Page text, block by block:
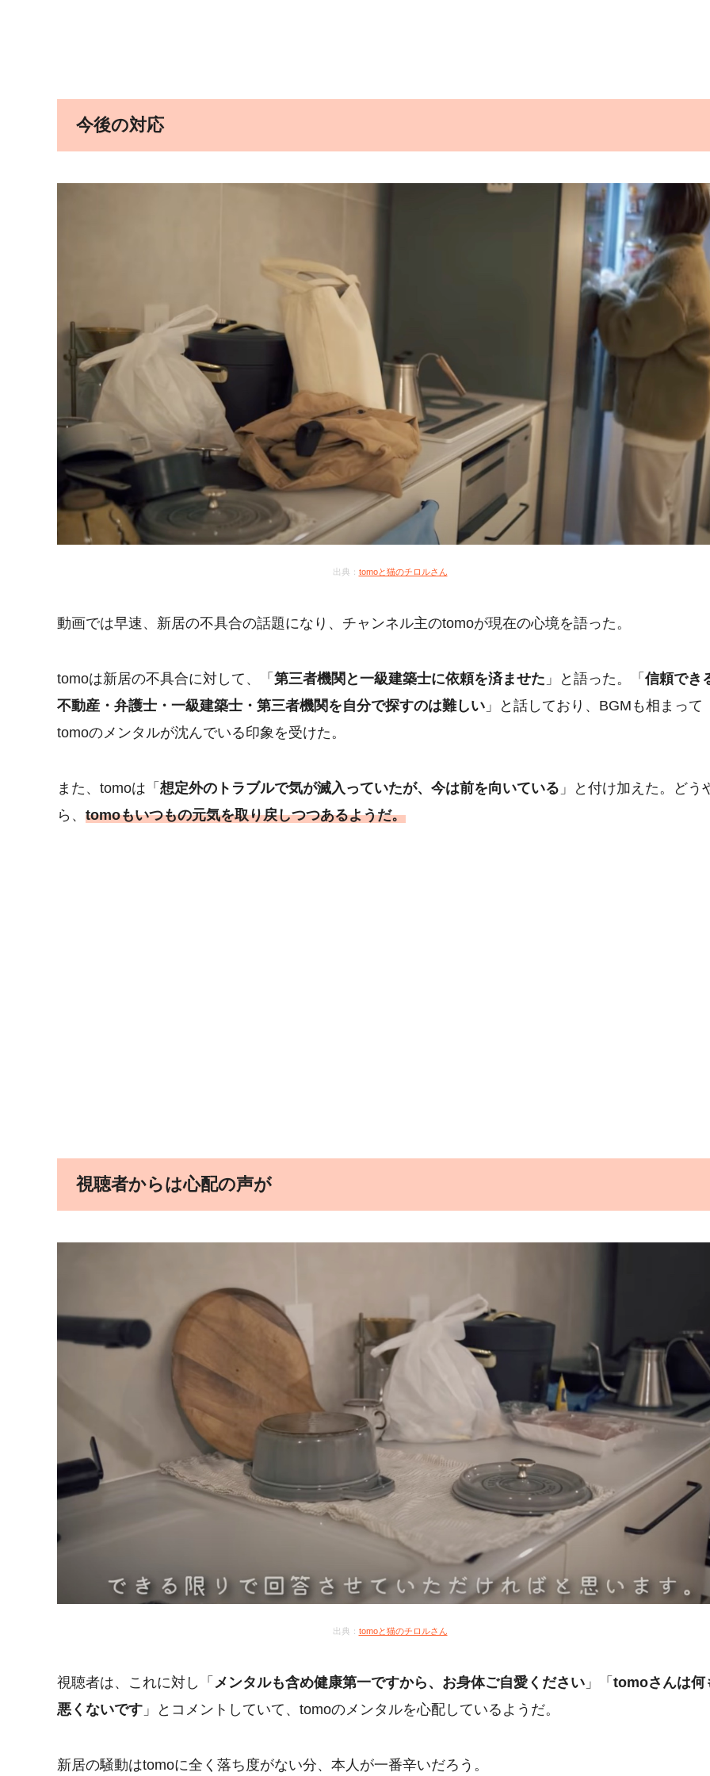
今後の対応
出典： tomoと猫のチロルさん
動画では早速、新居の不具合の話題になり、チャンネル主のtomoが現在の心境を語った。
tomoは新居の不具合に対して、「 第三者機関と一級建築士に依頼を済ませた 」と語った。「 信頼でき
不動産・弁護士・一級建築士・第三者機関を自分で探すのは難しい 」と話しており、BGMも相まって
tomoのメンタルが沈んでいる印象を受けた。
また、tomoは「 想定外のトラブルで気が滅入っていたが、今は前を向いている 」と付け加えた。どう
ら、 tomoもいつもの元気を取り戻しつつあるようだ。
視聴者からは心配の声が
出典： tomoと猫のチロルさん
視聴者は、これに対し「 メンタルも含め健康第一ですから、お身体ご自愛ください 」「 tomoさんは何
悪くないです 」とコメントしていて、tomoのメンタルを心配しているようだ。
新居の騒動はtomoに全く落ち度がない分、本人が一番辛いだろう。